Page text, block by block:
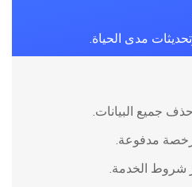
مدى الحياة.
جميع البيانات.
رخصة مدفوعة.
شروط الخدمة.